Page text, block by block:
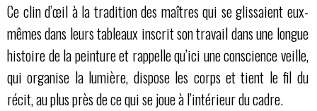
Ce clin d’œil à la tradition des maîtres qui se glissaient eux-
mêmes dans leurs tableaux inscrit son travail dans une longue
histoire de la peinture et rappelle qu’ici une conscience veille,
qui organise la lumière, dispose les corps et tient le fil du
récit, au plus près de ce qui se joue à l’intérieur du cadre.